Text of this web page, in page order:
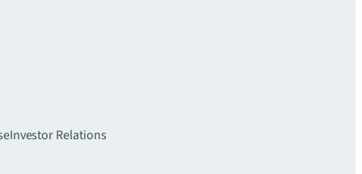
Investor Relations